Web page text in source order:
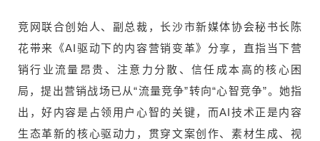
竞网联合创始人、副总裁，长沙市新媒体协会秘书长陈
花带来《AI驱动下的内容营销变革》分享，直指当下营
销行业流量昂贵、注意力分散、信任成本高的核心困
局，提出营销战场已从“流量竞争”转向“心智竞争”。她指
出，好内容是占领用户心智的关键，而AI技术正是内容
生态革新的核心驱动力，贯穿文案创作、素材生成、视